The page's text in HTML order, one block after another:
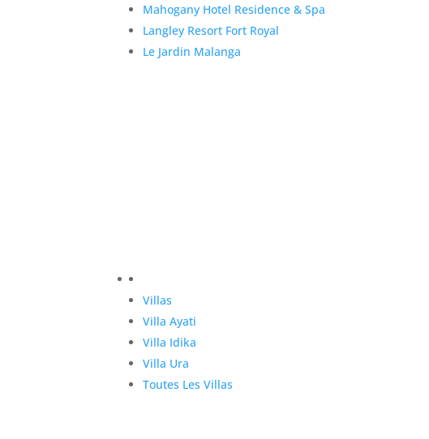
Mahogany Hotel Residence & Spa
Langley Resort Fort Royal
Le Jardin Malanga
Villas
Villa Ayati
Villa Idika
Villa Ura
Toutes Les Villas